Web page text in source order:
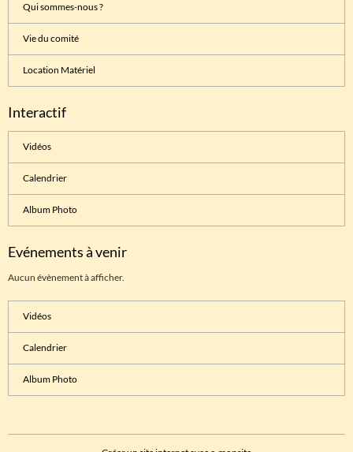
Qui sommes-nous ?
Vie du comité
Location Matériel
Interactif
Vidéos
Calendrier
Album Photo
Evénements à venir
Aucun évènement à afficher.
Vidéos
Calendrier
Album Photo